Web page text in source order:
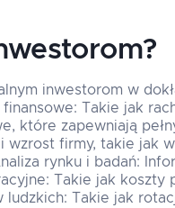
inwestorom w
Takie jak
które zapewniają
wzrost firmy, takie jak
rynku i badań:
Takie jak koszty
ludzkich: Takie jak